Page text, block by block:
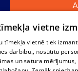
If your company
Reproduction, or
vietne
tīmekļa vietnē tiek
darbību., nosūtītu
un satura